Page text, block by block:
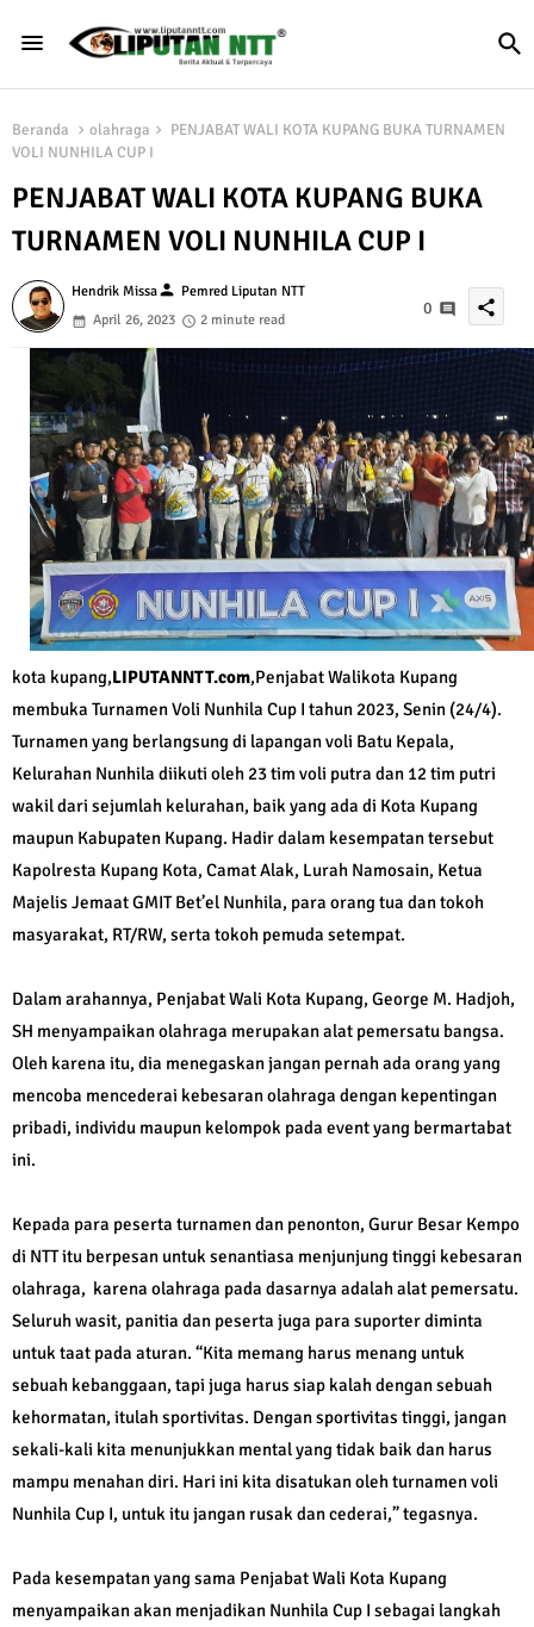
Beranda olahraga
PENJABAT WALI KOTA KUPANG BUKA TURNAMEN
VOLI NUNHILA CUP I
PENJABAT WALI KOTA KUPANG BUKA
TURNAMEN VOLI NUNHILA CUP I
Hendrik Missaperson Pemred Liputan NTT
April 26, 2023
2 minute read
0 share
kota kupang,LIPUTANNTT.com,Penjabat Walikota Kupang
membuka Turnamen Voli Nunhila Cup I tahun 2023, Senin (24/4).
Turnamen yang berlangsung di lapangan voli Batu Kepala,
Kelurahan Nunhila diikuti oleh 23 tim voli putra dan 12 tim putri
wakil dari sejumlah kelurahan, baik yang ada di Kota Kupang
maupun Kabupaten Kupang. Hadir dalam kesempatan tersebut
Kapolresta Kupang Kota, Camat Alak, Lurah Namosain, Ketua
Majelis Jemaat GMIT Bet’el Nunhila, para orang tua dan tokoh
masyarakat, RT/RW, serta tokoh pemuda setempat.
Dalam arahannya, Penjabat Wali Kota Kupang, George M. Hadjoh,
SH menyampaikan olahraga merupakan alat pemersatu bangsa.
Oleh karena itu, dia menegaskan jangan pernah ada orang yang
mencoba mencederai kebesaran olahraga dengan kepentingan
pribadi, individu maupun kelompok pada event yang bermartabat
ini.
Kepada para peserta turnamen dan penonton, Gurur Besar Kempo
di NTT itu berpesan untuk senantiasa menjunjung tinggi kebesaran
olahraga, karena olahraga pada dasarnya adalah alat pemersatu.
Seluruh wasit, panitia dan peserta juga para suporter diminta
untuk taat pada aturan. “Kita memang harus menang untuk
sebuah kebanggaan, tapi juga harus siap kalah dengan sebuah
kehormatan, itulah sportivitas. Dengan sportivitas tinggi, jangan
sekali-kali kita menunjukkan mental yang tidak baik dan harus
mampu menahan diri. Hari ini kita disatukan oleh turnamen voli
Nunhila Cup I, untuk itu jangan rusak dan cederai,” tegasnya.
Pada kesempatan yang sama Penjabat Wali Kota Kupang
menyampaikan akan menjadikan Nunhila Cup I sebagai langkah